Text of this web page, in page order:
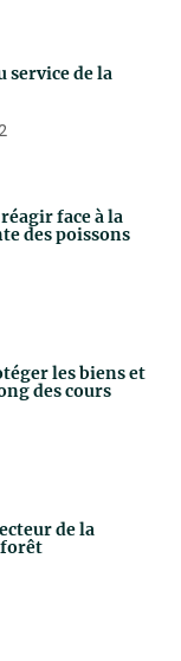
service de la
face à la
des poissons
les biens et
des cours
de la